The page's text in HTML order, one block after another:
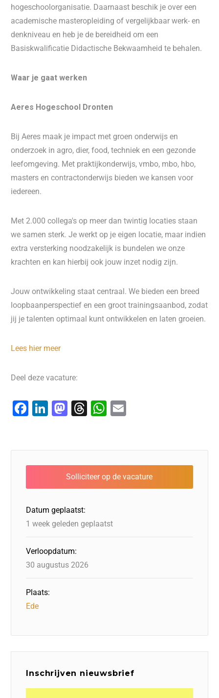
hogeschoolorganisatie. Daarnaast beschik je over een
academische masteropleiding of vergelijkbaar werk- en
denkniveau en heb je de bereidheid om een
Basiskwalificatie Didactische Bekwaamheid te behalen.
Waar je gaat werken
Aeres Hogeschool Dronten
Bij Aeres maak je impact met groen onderwijs en
onderzoek in agro, dier, food, techniek en een gezonde
leefomgeving. Met praktijkonderwijs, vmbo, mbo, hbo,
masters en contractonderwijs bieden we kansen voor
iedereen.
Met 2.000 collega's op meer dan twintig locaties staan
we samen sterk. Je werkt op je eigen locatie, maar indien
extra versterking noodzakelijk is bundelen we onze
krachten en kan hierbij ook jouw inzet nodig zijn.
Jouw ontwikkeling staat centraal. We bieden een breed
loopbaanperspectief en een groot trainingsaanbod, zodat
jij je talenten optimaal kunt ontwikkelen en laten groeien.
Lees hier meer
Deel deze vacature:
F
e
b
o
o
k
Li
e
dI
n
M
o
d
o
n
T
a
d
s
W
s
A
p
l
Datum geplaatst:
1 week geleden geplaatst
Verloopdatum:
30 augustus 2026
Plaats:
Ede
Inschrijven nieuwsbrief